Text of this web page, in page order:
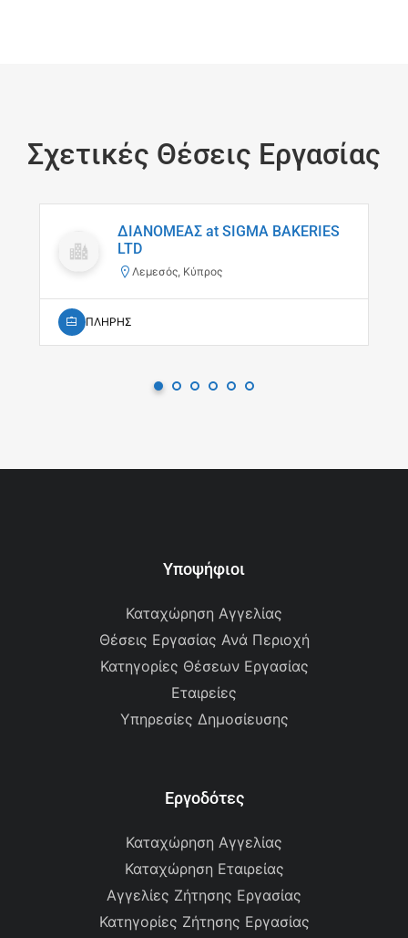
Σχετικές Θέσεις Εργασίας
ΔΙΑΝΟΜΕΑΣ at SIGMA BAKERIES
LTD
Λεμεσός, Κύπρος
ΠΛΗΡΗΣ
Υποψήφιοι
Καταχώρηση Αγγελίας
Θέσεις Εργασίας Ανά Περιοχή
Κατηγορίες Θέσεων Εργασίας
Εταιρείες
Υπηρεσίες Δημοσίευσης
Εργοδότες
Καταχώρηση Αγγελίας
Καταχώρηση Εταιρείας
Αγγελίες Ζήτησης Εργασίας
Κατηγορίες Ζήτησης Εργασίας